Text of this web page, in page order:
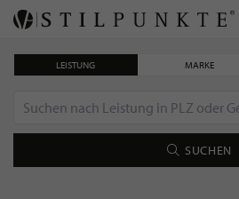
LEISTUNG MARKE
SUCHEN